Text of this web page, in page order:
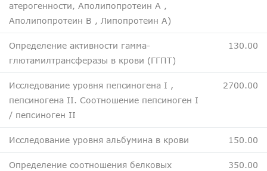
атерогенности, Аполипопротеин А ,
Аполипопротеин В , Липопротеин А)
Определение активности гамма-
глютамилтрансферазы в крови (ГГПТ)
130.00
Исследование уровня пепсиногена I ,
пепсиногена II. Соотношение пепсиноген I
/ пепсиноген II
2700.00
Исследование уровня альбумина в крови 150.00
Определение соотношения белковых
350.00